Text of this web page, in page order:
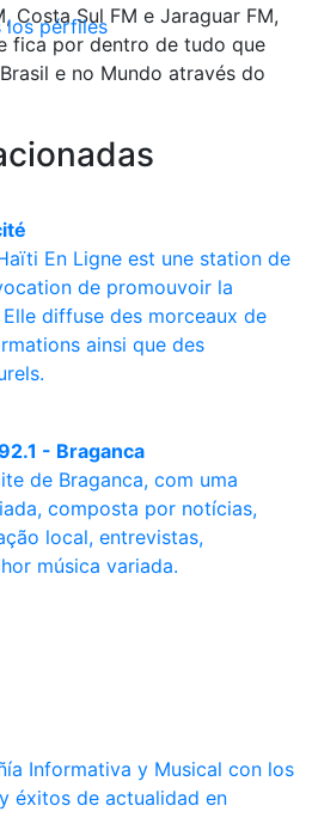
los pérfiles
Costa Sul FM e Jaraguar FM,
fica por dentro de tudo que
e no Mundo através do
En Ligne est une station de
de promouvoir la
diffuse des morceaux de
ainsi que des
- Braganca
de Braganca, com uma
composta por notícias,
local, entrevistas,
música variada.
Informativa y Musical con los
éxitos de actualidad en